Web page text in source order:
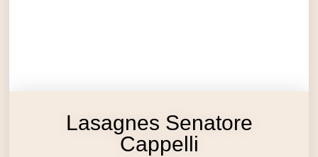
Lasagnes Senatore
Cappelli